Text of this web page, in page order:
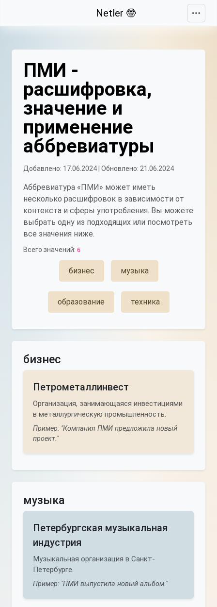
Netler 🤓
ПМИ -
расшифровка,
значение и
применение
аббревиатуры
Добавлено: 17.06.2024 | Обновлено: 21.06.2024
Аббревиатура «ПМИ» может иметь
несколько расшифровок в зависимости от
контекста и сферы употребления. Вы можете
выбрать одну из подходящих или посмотреть
все значения ниже.
Всего значений: 6
бизнес музыка
образование техника
бизнес
Петрометаллинвест
Организация, занимающаяся инвестициями
в металлургическую промышленность.
Пример: "Компания ПМИ предложила новый
проект."
музыка
Петербургская музыкальная
индустрия
Музыкальная организация в Санкт-
Петербурге.
Пример: "ПМИ выпустила новый альбом."